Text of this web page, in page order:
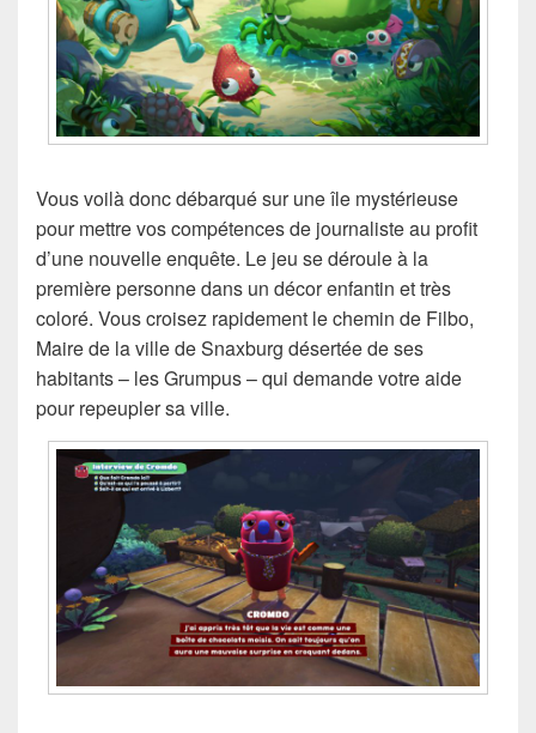
Vous voilà donc débarqué sur une île mystérieuse
pour mettre vos compétences de journaliste au profit
d’une nouvelle enquête. Le jeu se déroule à la
première personne dans un décor enfantin et très
coloré. Vous croisez rapidement le chemin de Filbo,
Maire de la ville de Snaxburg désertée de ses
habitants – les Grumpus – qui demande votre aide
pour repeupler sa ville.